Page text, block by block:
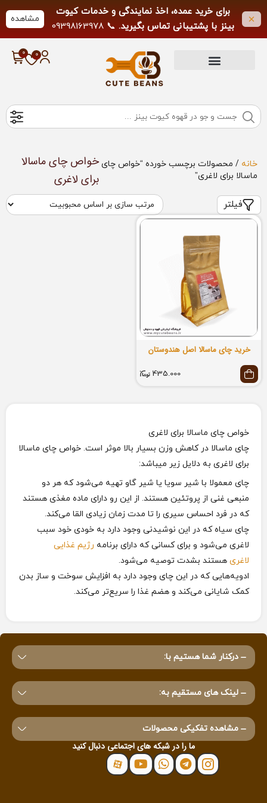
برای خرید عمده، اخذ نمایندگی و خدمات کیوت
بینز با پشتیبانی تماس بگیرید. 📞 09398163978
لطفاً از تماس خارج از ساعات کاری خودداری
فرمایید.
مشاهده
خانه / محصولات برچسب خورده “خواص چای
ماسالا برای لاغری”
خواص چای ماسالا
برای لاغری
فیلتر
خرید چای ماسالا اصل هندوستان
435.000
خواص چای ماسالا برای لاغری
چای ماسالا در کاهش وزن بسیار بالا موثر است. خواص چای ماسالا
برای لاغری به دلایل زیر میباشد:
چای معمولا با شیر سویا یا شیر گاو تهیه می‌شود که هر دو
منبعی غنی از پروتئین هستند. از این رو دارای ماده مغذی هستند
که در فرد احساس سیری را تا مدت زمان زیادی القا می‌کند.
چای سیاه که در این نوشیدنی وجود دارد به خودی خود سبب
لاغری می‌شود و برای کسانی که دارای برنامه رژیم غذایی
لاغری هستند بشدت توصیه می‌شود.
ادویه‌هایی که در این چای وجود دارد به افزایش سوخت و ساز بدن
کمک شایانی می‌کند و هضم غذا را سریع‌تر می‌کند.
درکنار شما هستیم با:
لینک های مستقیم به:
مشاهده تفکیکی محصولات
ما را در شبکه های اجتماعی دنبال کنید